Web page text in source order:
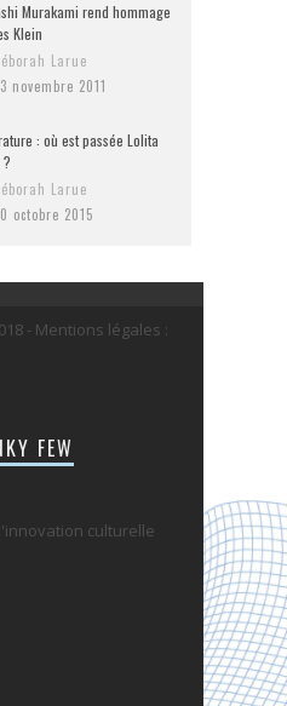
Murakami rend hommage
Klein
Larue
novembre 2011
: où est passée Lolita
Larue
octobre 2015
- Mentions légales :
FEW
culturelle